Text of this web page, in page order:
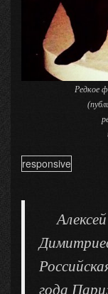
Редкое
responsive
Алексей
года